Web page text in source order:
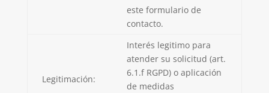
este formulario de
contacto.
Legitimación:
Interés legitimo para
atender su solicitud (art.
6.1.f RGPD) o aplicación
de medidas